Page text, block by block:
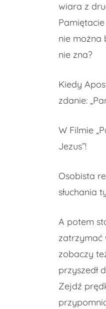
wiara z
nie można
nie zna?
Kiedy
zdanie:
W Filmie
Jezus”!
Osobista
słuchania
A potem
zatrzymać
zobaczy
przyszedł
Zejdź